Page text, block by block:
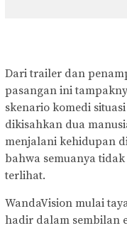
Dari trailer dan
pasangan ini
skenario komedi
dikisahkan dua
menjalani kehidupan
bahwa semuanya
terlihat.
WandaVision mulai
hadir dalam sembilan